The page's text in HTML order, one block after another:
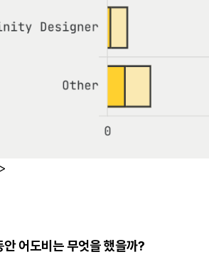
어도비는 무엇을 했을까?